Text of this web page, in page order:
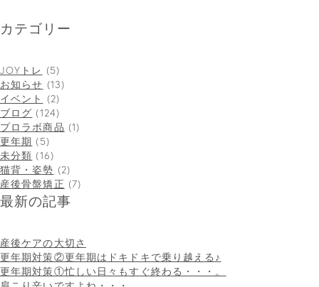
カテゴリー
JOYトレ (5)
お知らせ (13)
イベント (2)
ブログ (124)
プロラボ商品 (1)
更年期 (5)
未分類 (16)
猫背・姿勢 (2)
産後骨盤矯正 (7)
最新の記事
産後ケアの大切さ
更年期対策②更年期はドキドキで乗り越える♪
更年期対策①忙しい日々もすぐ終わる・・・。